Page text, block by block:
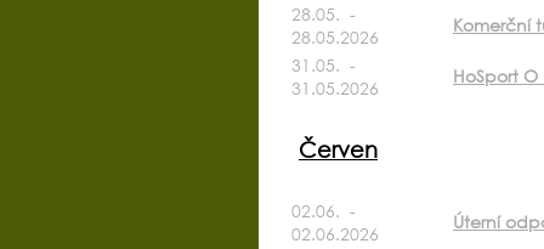
28.05. -
28.05.2026
Komerční
31.05. -
31.05.2026
HoSport
Červen
02.06. -
02.06.2026
Úterní